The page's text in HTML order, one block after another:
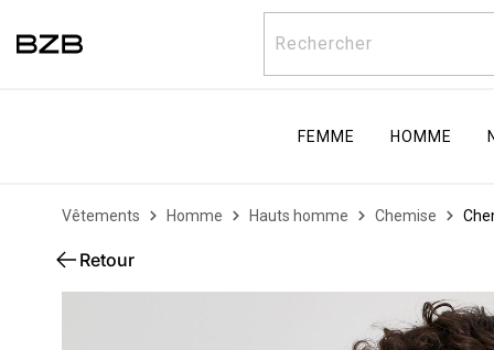
Rechercher
FEMME HOMME
Vêtements Homme Hauts homme Chemise
Retour